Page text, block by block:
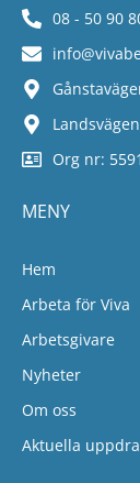
08 - 50 90
Org nr:
MENY
Hem
Arbeta för Viva
Arbetsgivare
Nyheter
Om oss
Aktuella